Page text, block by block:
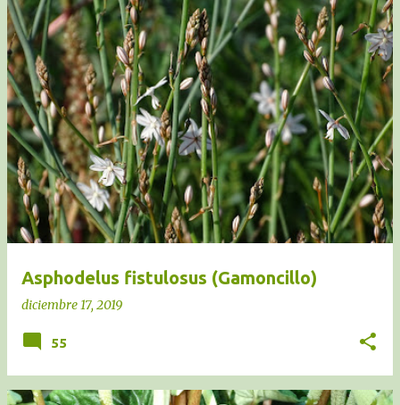
E
n
t
r
a
d
a
s
Asphodelus fistulosus (Gamoncillo)
diciembre 17, 2019
55